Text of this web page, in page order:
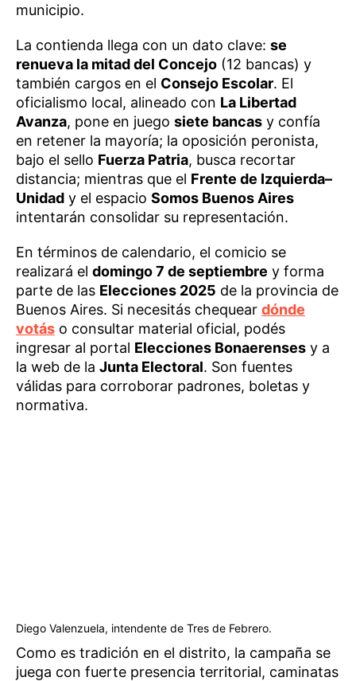
municipio.
La contienda llega con un dato clave: se
renueva la mitad del Concejo (12 bancas) y
también cargos en el Consejo Escolar. El
oficialismo local, alineado con La Libertad
Avanza, pone en juego siete bancas y confía
en retener la mayoría; la oposición peronista,
bajo el sello Fuerza Patria, busca recortar
distancia; mientras que el Frente de Izquierda–
Unidad y el espacio Somos Buenos Aires
intentarán consolidar su representación.
En términos de calendario, el comicio se
realizará el domingo 7 de septiembre y forma
parte de las Elecciones 2025 de la provincia de
Buenos Aires. Si necesitás chequear dónde
votás o consultar material oficial, podés
ingresar al portal Elecciones Bonaerenses y a
la web de la Junta Electoral. Son fuentes
válidas para corroborar padrones, boletas y
normativa.
Diego Valenzuela, intendente de Tres de Febrero.
Como es tradición en el distrito, la campaña se
juega con fuerte presencia territorial, caminatas